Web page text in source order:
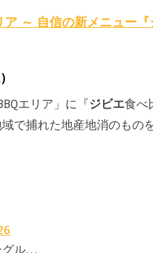
～ 自信の新メニュー『
エリア」に『ジビエ食べ
で捕れた地産地消のものを
グル…